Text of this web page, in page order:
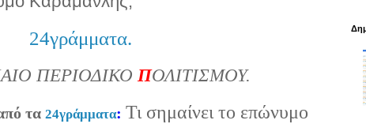
24γράμματα.
ΠΕΡΙΟΔΙΚΟ ΠΟΛΙΤΙΣΜΟΥ.
τα 24γράμματα: Τι σημαίνει το επώνυμο